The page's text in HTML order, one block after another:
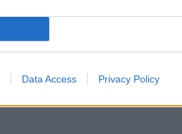
Data Access Privacy Policy